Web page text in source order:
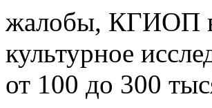
жалобы, КГИОП
культурное
от 100 до 300